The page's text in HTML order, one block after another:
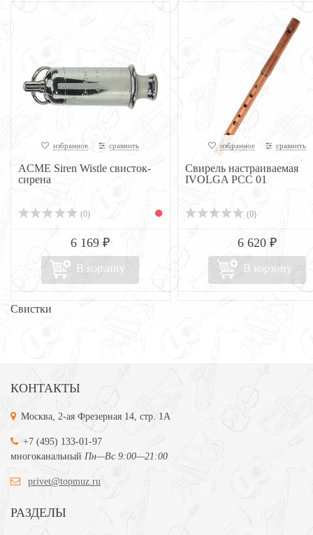
избранное сравнить
ACME Siren Wistle свисток-
cирена
(0)
6 169 ₽
В корзину
избранное сравнить
Свирель настраиваемая
IVOLGA PCC 01
(0)
6 620 ₽
В корзину
Свистки
КОНТАКТЫ
Москва, 2-ая Фрезерная 14, стр. 1А
+7 (495) 133-01-97
многоканальный Пн—Вс 9:00—21:00
privet@topmuz.ru
РАЗДЕЛЫ